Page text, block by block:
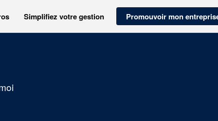
Simplifiez votre gestion Promouvoir mon